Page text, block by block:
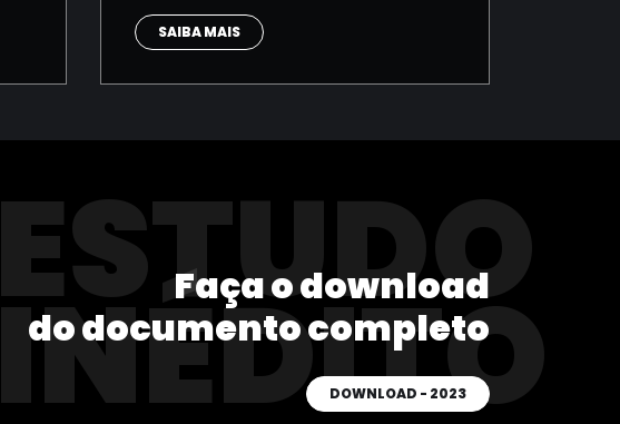
SAIBA MAIS
ESTUDO
INÉDITO
Faça o download
do documento completo
DOWNLOAD - 2023